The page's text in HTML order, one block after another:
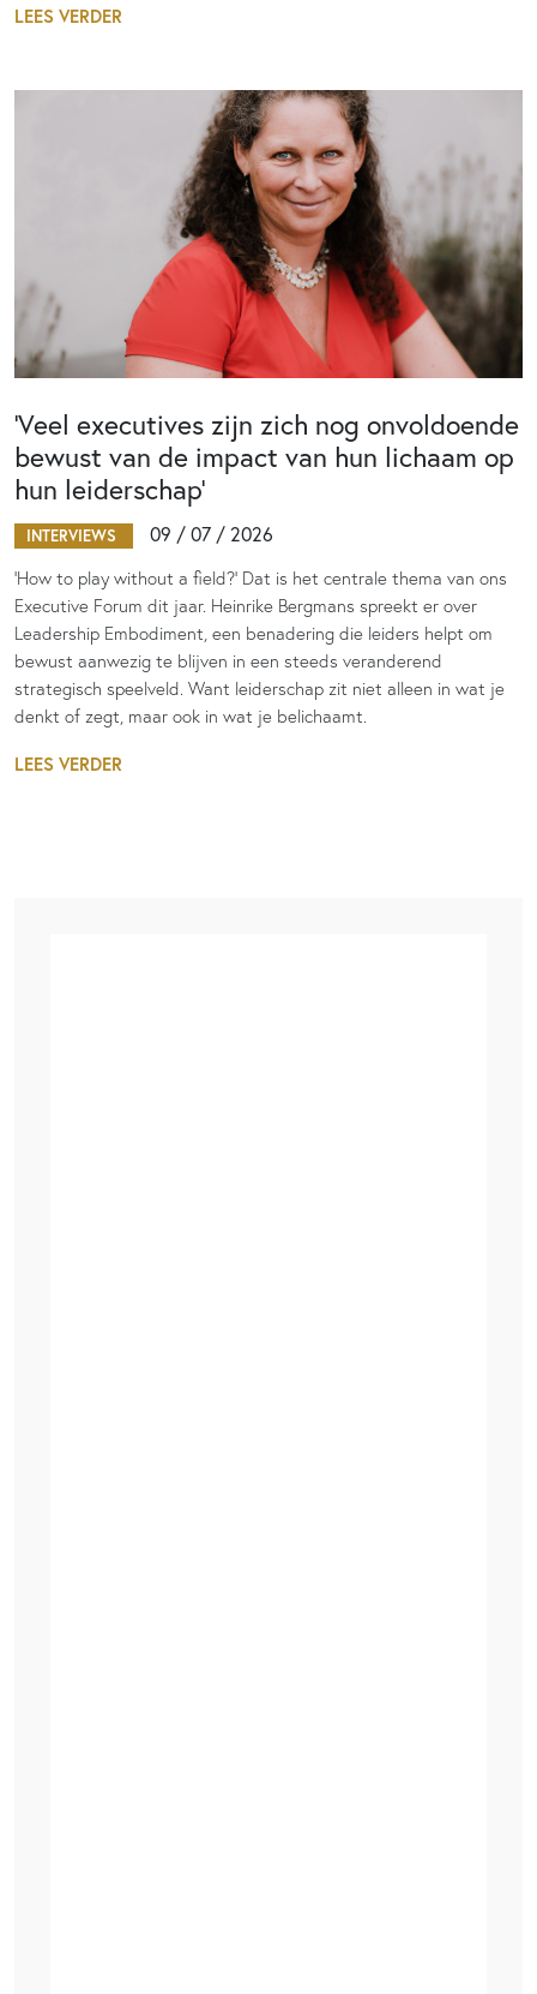
LEES VERDER
‘Veel executives zijn zich nog onvoldoende
bewust van de impact van hun lichaam op
hun leiderschap’
INTERVIEWS 09 / 07 / 2026
‘How to play without a field?’ Dat is het centrale thema van ons
Executive Forum dit jaar. Heinrike Bergmans spreekt er over
Leadership Embodiment, een benadering die leiders helpt om
bewust aanwezig te blijven in een steeds veranderend
strategisch speelveld. Want leiderschap zit niet alleen in wat je
denkt of zegt, maar ook in wat je belichaamt.
LEES VERDER